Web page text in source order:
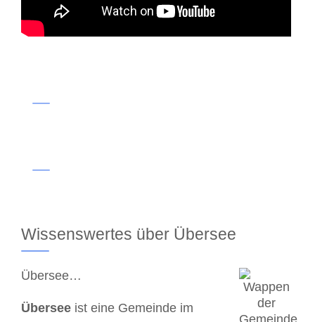
Wissenswertes über Übersee
Übersee…
Übersee ist eine Gemeinde im